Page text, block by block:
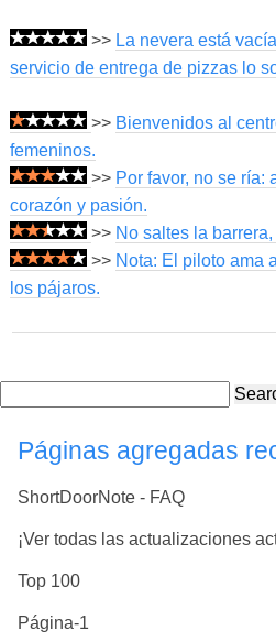
>> La nevera está
servicio de entrega de pizzas lo
>> Bienvenidos al
femeninos.
>> Por favor, no se ría:
corazón y pasión.
>> No saltes la
>> Nota: El piloto ama
los pájaros.
Páginas agregadas
ShortDoorNote - FAQ
¡Ver todas las actualizaciones
Top 100
Página-1